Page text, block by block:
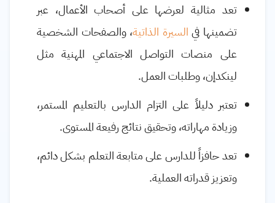
تعد مثالية لعرضها على أصحاب الأعمال، عبر
تضمينها في السيرة الذاتية، والصفحات الشخصية
على منصات التواصل الاجتماعي المهنية مثل
لينكدإن، وطلبات العمل.
تعتبر دليلاً على التزام الدارس بالتعليم المستمر،
وزيادة مهاراته، وتحقيق نتائج رفيعة المستوى.
تعد حافزاً للدارس على متابعة التعلم بشكل دائم،
وتعزيز قدراته العملية.